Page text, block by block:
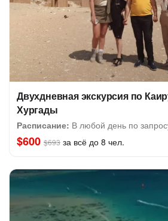
Двухдневная экскурсия по
Хургады
Расписание: В любой день по
$600 $693 за всё до 8 чел.